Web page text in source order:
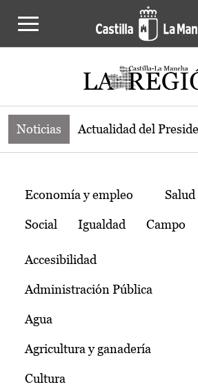
Noticias de la región
Noticias Actualidad del
Temas
Economía y empleo Salud
Social Igualdad Campo
Accesibilidad
Administración Pública
Agua
Agricultura y ganadería
Cultura